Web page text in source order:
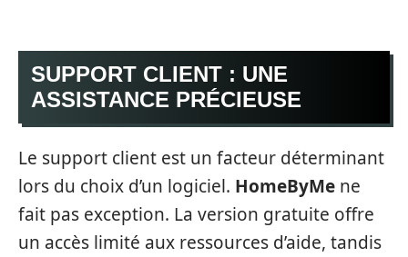
SUPPORT CLIENT : UNE
ASSISTANCE PRÉCIEUSE
Le support client est un facteur déterminant
lors du choix d’un logiciel. HomeByMe ne
fait pas exception. La version gratuite offre
un accès limité aux ressources d’aide, tandis